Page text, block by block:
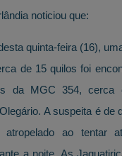
noticiou que:
quinta-feira (16),
de 15 quilos foi
da MGC 354, cerca
A suspeita é de
atropelado ao tentar
a noite. As